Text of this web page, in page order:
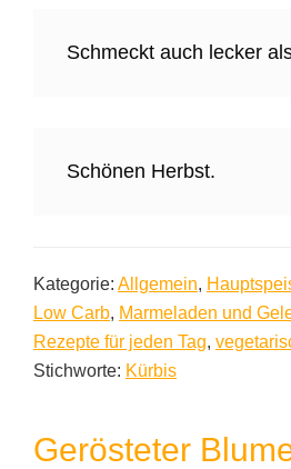
Schmeckt auch lecker
Schönen Herbst.
Kategorie: Allgemein,
Low Carb, Marmeladen und
Rezepte für jeden Tag,
Stichworte: Kürbis
Gerösteter